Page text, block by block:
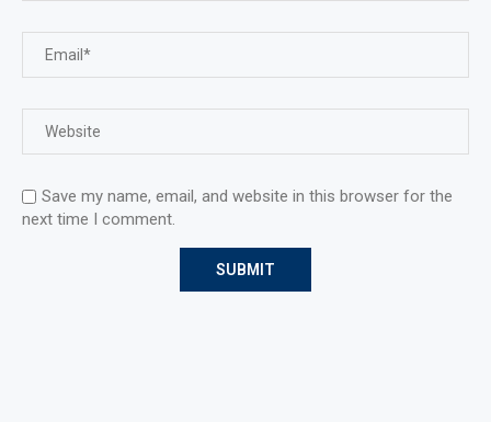
Save my name, email, and website in this browser for the
next time I comment.